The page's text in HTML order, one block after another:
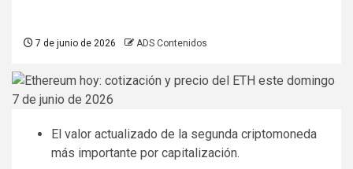
7 de junio de 2026 ADS Contenidos
El valor actualizado de la segunda criptomoneda
más importante por capitalización.